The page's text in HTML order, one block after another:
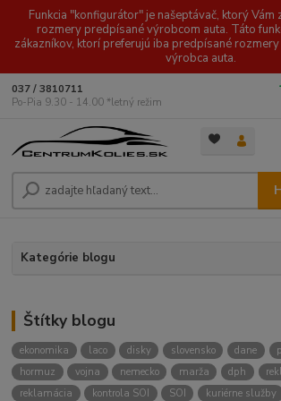
Funkcia "konfigurátor" je našeptávač, ktorý
rozmery predpísané výrobcom auta. Táto
zákazníkov, ktorí preferujú iba predpísané
výrobca auta.
037 / 3810711
Po-Pia 9.30 - 14.00 *letný režim
Kategórie blogu
Štítky blogu
ekonomika laco disky slovensko dane
hormuz
vojna nemecko marža dph
reklamácia
kontrola SOI SOI kuriérne služby